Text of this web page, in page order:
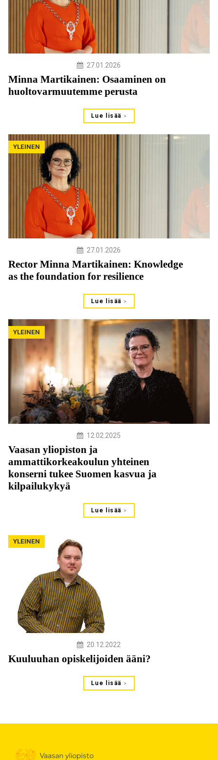
27.01.2026
Minna Martikainen: Osaaminen on
huoltovarmuutemme perusta
Lue lisää
YLEINEN
27.01.2026
Rector Minna Martikainen: Knowledge
as the foundation for resilience
Lue lisää
YLEINEN
12.02.2025
Vaasan yliopiston ja
ammattikorkeakoulun yhteinen
konserni tukee Suomen kasvua ja
kilpailukykyä
Lue lisää
YLEINEN
20.12.2022
Kuuluuhan opiskelijoiden ääni?
Lue lisää